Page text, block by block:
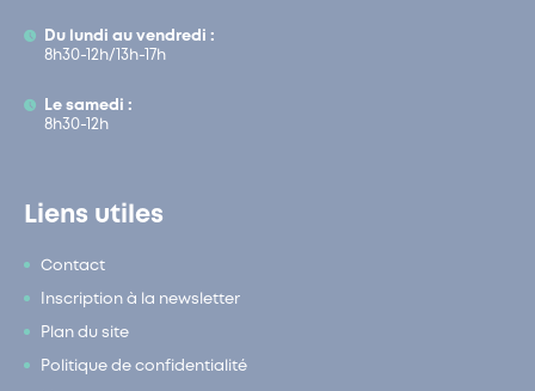
Du lundi au vendredi :
8h30-12h/13h-17h
Le samedi :
8h30-12h
Liens utiles
Contact
Inscription à la newsletter
Plan du site
Politique de confidentialité